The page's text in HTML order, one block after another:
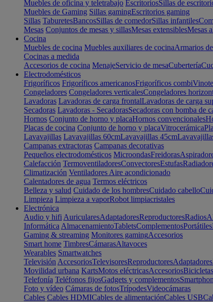
Muebles de oficina y teletrabajo EscritoriosSillas de
Muebles de Gaming Sillas gamingEscritorios gaming
Sillas TaburetesBancosSillas de comedorSillas infantiles
Mesas Conjuntos de mesas y sillasMesas extensiblesMesas
Cocina
Muebles de cocina Muebles auxiliares de cocinaArmarios
Cocinas a medida
Accesorios de cocina MenajeServicio de mesaCubertería
Electrodomésticos
Frigoríficos Frigoríficos americanosFrigoríficos combi
Congeladores Congeladores verticalesCongeladores
Lavadoras Lavadoras de carga frontalLavadoras de carga
Secadoras Lavadoras - SecadorasSecadoras con bomba de
Hornos Conjunto de horno y placaHornos convencionales
Placas de cocina Conjunto de horno y placaVitrocerámica
Lavavajillas Lavavajillas 60cmLavavajillas 45cm
Campanas extractoras Campanas decorativas
Pequeños electrodomésticos MicroondasFreidoras
Calefacción TermoventiladoresConvectoresEstufas
Climatización Ventiladores Aire acondicionado
Calentadores de agua Termos eléctricos
Belleza y salud Cuidado de los hombresCuidado cabello
Limpieza Limpieza a vaporRobot limpiacristales
Electrónica
Audio y hifi AuricularesAdaptadoresReproductoresRadios
Informática AlmacenamientoTabletsComplementosPortátiles
Gaming & streaming Monitores gamingAccesorios
Smart home TimbresCámarasAltavoces
Wearables Smartwatches
Televisión AccesoriosTelevisoresReproductoresAdaptadores
Movilidad urbana KartsMotos eléctricasAccesorios
Telefonía Teléfonos fijosGadgets y complementos
Foto y vídeo Cámaras de fotosTrípodesVideocámaras
Cables Cables HDMICables de alimentaciónCables USB